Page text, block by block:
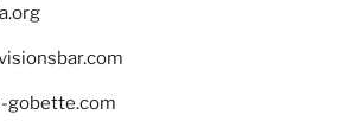
gobette.com